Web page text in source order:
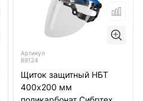
Артикул
89124
Щиток защитный НБТ
400х200 мм